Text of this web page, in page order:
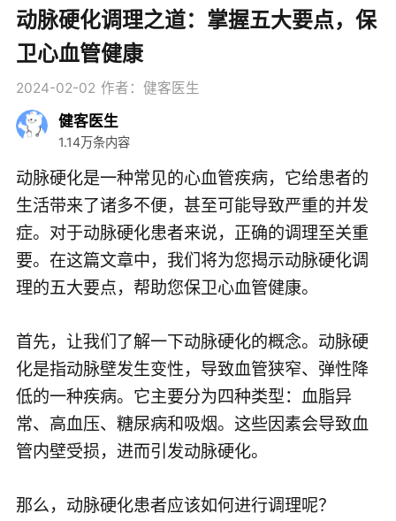
动脉硬化调理之道：掌握五大要点，保
卫心血管健康
2024-02-02 作者：健客医生
健客医生
1.14万条内容
动脉硬化是一种常见的心血管疾病，它给患者的
生活带来了诸多不便，甚至可能导致严重的并发
症。对于动脉硬化患者来说，正确的调理至关重
要。在这篇文章中，我们将为您揭示动脉硬化调
理的五大要点，帮助您保卫心血管健康。
首先，让我们了解一下动脉硬化的概念。动脉硬
化是指动脉壁发生变性，导致血管狭窄、弹性降
低的一种疾病。它主要分为四种类型：血脂异
常、高血压、糖尿病和吸烟。这些因素会导致血
管内壁受损，进而引发动脉硬化。
那么，动脉硬化患者应该如何进行调理呢？